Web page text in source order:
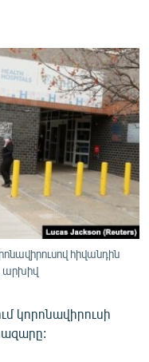
հիվանդին
արխիվ
կորոնավիրուսի